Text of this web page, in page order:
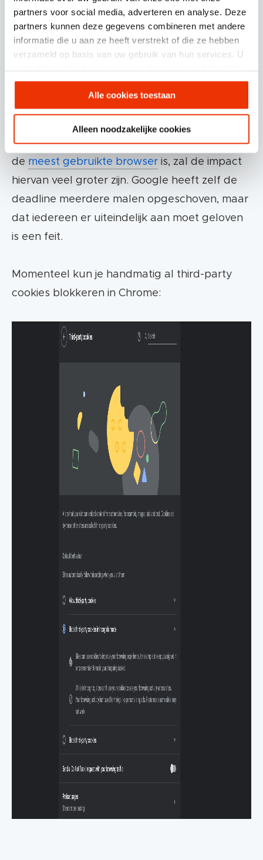
partners voor social media, adverteren en analyse. Deze
partners kunnen deze gegevens combineren met andere
informatie die u aan ze heeft verstrekt of die ze hebben
verzameld op basis van uw gebruik van hun services. U
gebruiken.
Alle cookies toestaan
Alleen noodzakelijke cookies
Chrome browser voor 1% van de gebruikers in
Q1 2024. Google neemt deze stap ter
voorbereiding om het helemaal te gaan
Browsers zoals Safari en Firefox doen dit al
(middels ITP’s), maar aangezien Chrome veruit
de meest gebruikte browser is, zal de impact
hiervan veel groter zijn. Google heeft zelf de
deadline meerdere malen opgeschoven, maar
dat iedereen er uiteindelijk aan moet geloven
is een feit.
Momenteel kun je handmatig al third-party
cookies blokkeren in Chrome: